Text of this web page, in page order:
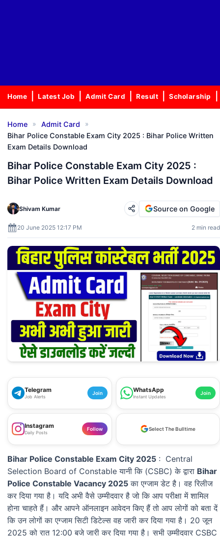
Home Latest Job Admit Card Result Scholarship
Home » Admit Card
»
Bihar Police Constable Exam City 2025 : Bihar Police Written
Exam Details Download
Bihar Police Constable Exam City 2025 :
Bihar Police Written Exam Details Download
Shivam Kumar
20 June 2025 12:17 PM 2 min read
Source on Google
Telegram
Job Alerts
Join WhatsApp
Instant Updates
Join
Instagram
Daily Posts
Follow Select The Bulltime
Bihar Police Constable Exam City 2025 : Central
Selection Board of Constable यानी कि (CSBC) के द्वारा Bihar
Police Constable Vacancy 2025 का एग्जाम डेट है। वह रिलीज
कर दिया गया है। यदि अभी वैसे उम्मीदवार है जो कि आप परीक्षा में शामिल
होना चाहते हैं। और आपने ऑनलाइन आवेदन किए हैं तो आप लोगों को बता दें
कि उन लोगों का एग्जाम सिटी डिटेल्स वह जारी कर दिया गया है। 20 जून
2025 को रात 12:00 बजे जारी कर दिया गया है। सभी उम्मीदवार CSBC